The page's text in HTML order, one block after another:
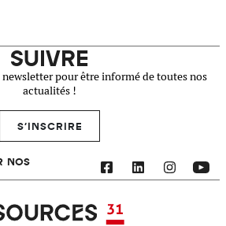
SUIVRE
pour être informé de toutes nos
actualités !
S'INSCRIRE
NOS
31